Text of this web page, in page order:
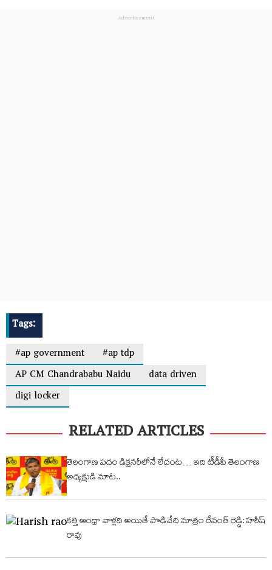
Tags:
#ap government
#ap tdp
AP CM Chandrababu Naidu
data driven
digi locker
RELATED ARTICLES
తెలంగాణ పదం డిక్షనరీలోనే లేదంట… ఇది టీడీపీ తెలంగాణ
అధ్యక్షుడి మాట..
కత్తి ఆంధ్రా వాళ్లది అయితే పొడిచేది మాత్రం రేవంత్ రెడ్డి: హరీష్
రావు